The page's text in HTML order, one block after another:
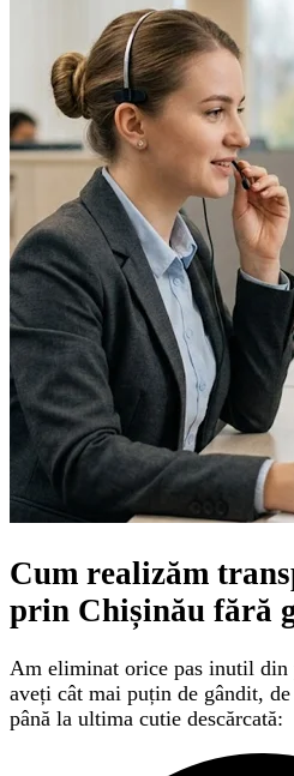
Cum realizăm
prin Chișinău fără
Am eliminat orice pas inutil din
aveți cât mai puțin de gândit,
până la ultima cutie descărcată: